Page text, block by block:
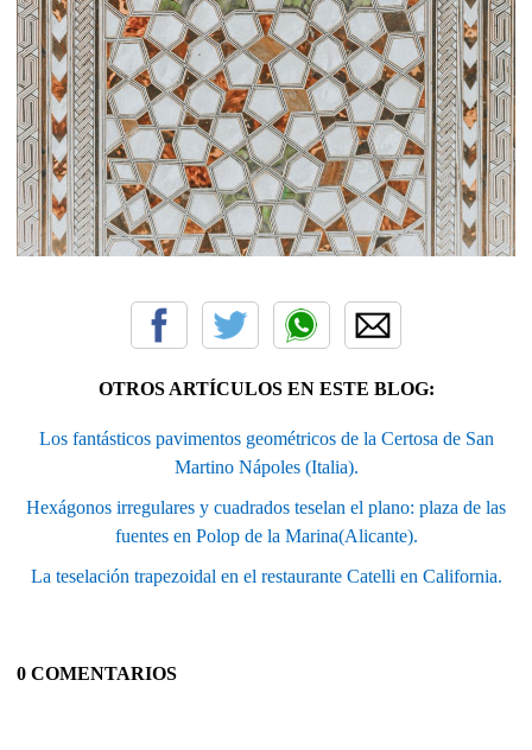
OTROS ARTÍCULOS EN ESTE BLOG:
Los fantásticos pavimentos geométricos de la Certosa de San
Martino Nápoles (Italia).
Hexágonos irregulares y cuadrados teselan el plano: plaza de las
fuentes en Polop de la Marina(Alicante).
La teselación trapezoidal en el restaurante Catelli en California.
0 COMENTARIOS